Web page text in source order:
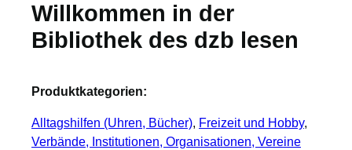
Willkommen in der
Bibliothek des dzb lesen
Produktkategorien:
Alltagshilfen (Uhren, Bücher), Freizeit und Hobby
Verbände, Institutionen, Organisationen, Vereine